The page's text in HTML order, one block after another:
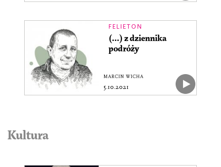
FELIETON
(...) z dziennika
podróży
MARCIN WICHA
5.10.2021
Kultura